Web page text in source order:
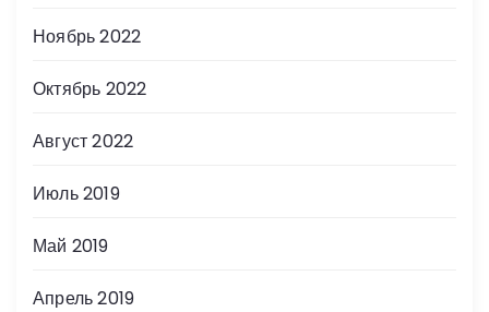
Ноябрь 2022
Октябрь 2022
Август 2022
Июль 2019
Май 2019
Апрель 2019